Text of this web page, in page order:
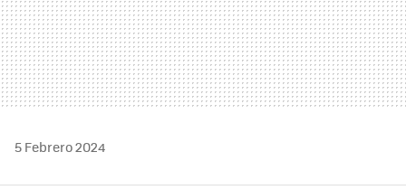
5 Febrero 2024